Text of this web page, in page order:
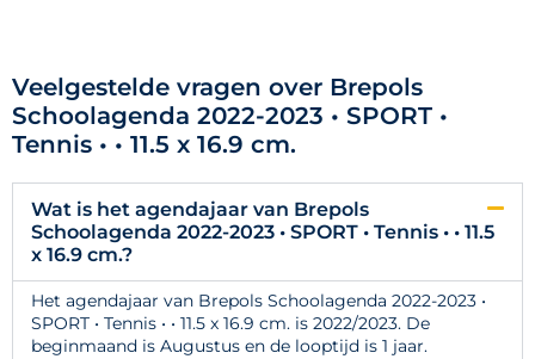
Veelgestelde vragen over Brepols
Schoolagenda 2022-2023 • SPORT •
Tennis • • 11.5 x 16.9 cm.
Wat is het agendajaar van Brepols
Schoolagenda 2022-2023 • SPORT • Tennis • • 11.5
x 16.9 cm.?
Het agendajaar van Brepols Schoolagenda 2022-2023 •
SPORT • Tennis • • 11.5 x 16.9 cm. is 2022/2023. De
beginmaand is Augustus en de looptijd is 1 jaar.